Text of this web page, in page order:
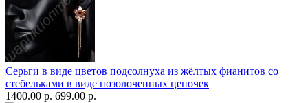
Серьги в виде цветов подсолнуха из жёлтых фианитов со
стебельками в виде позолоченных цепочек
1400.00 р. 699.00 р.